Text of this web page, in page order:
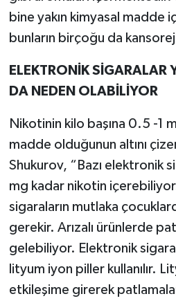
bine yakın kimyasal madde
bunların birçoğu da
ELEKTRONİK SİGARALAR
DA NEDEN OLABİLİYOR
Nikotinin kilo başına 0.5 -1
madde olduğunun altını
Shukurov, “Bazı elektronik
mg kadar nikotin
sigaraların mutlaka
gerekir. Arızalı ürünlerde
gelebiliyor. Elektronik
lityum iyon piller kullanılır.
etkileşime girerek